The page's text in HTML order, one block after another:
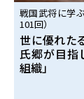
戦国武将に学
101回）
世に優れた
氏郷が目指
組織」